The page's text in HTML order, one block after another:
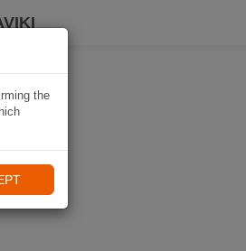
the